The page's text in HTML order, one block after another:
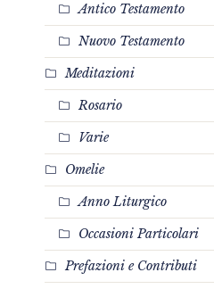
Antico Testamento
Nuovo Testamento
Meditazioni
Rosario
Varie
Omelie
Anno Liturgico
Occasioni Particolari
Prefazioni e Contributi